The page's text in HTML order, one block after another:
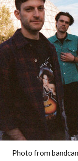
Photo from